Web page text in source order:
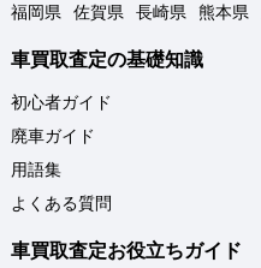
福岡県
佐賀県 長崎県 熊本県
車買取査定の基礎知識
初心者ガイド
廃車ガイド
用語集
よくある質問
車買取査定お役立ちガイド